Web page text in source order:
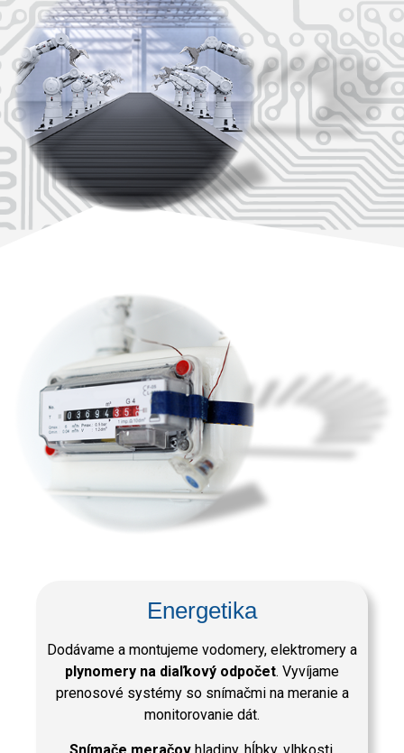
Energetika
Dodávame a montujeme vodomery, elektromery a
plynomery na diaľkový odpočet. Vyvíjame
prenosové systémy so snímačmi na meranie a
monitorovanie dát.
Snímače meračov hladiny, hĺbky, vlhkosti,